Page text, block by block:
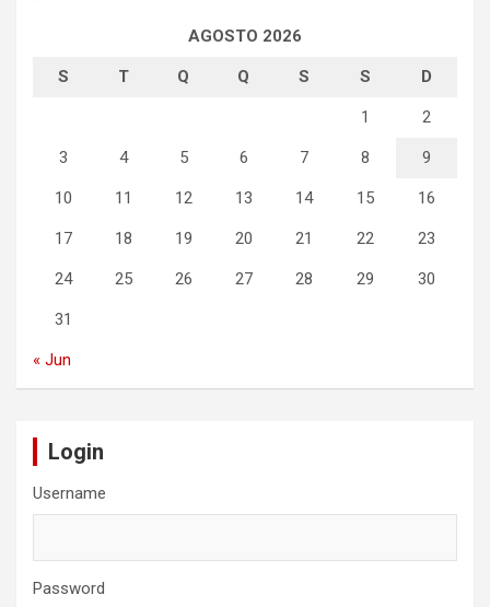
AGOSTO 2026
S T Q Q S S D
1 2
3 4 5 6 7 8 9
10 11 12 13 14 15 16
17 18 19 20 21 22 23
24 25 26 27 28 29 30
31
« Jun
Login
Username
Password